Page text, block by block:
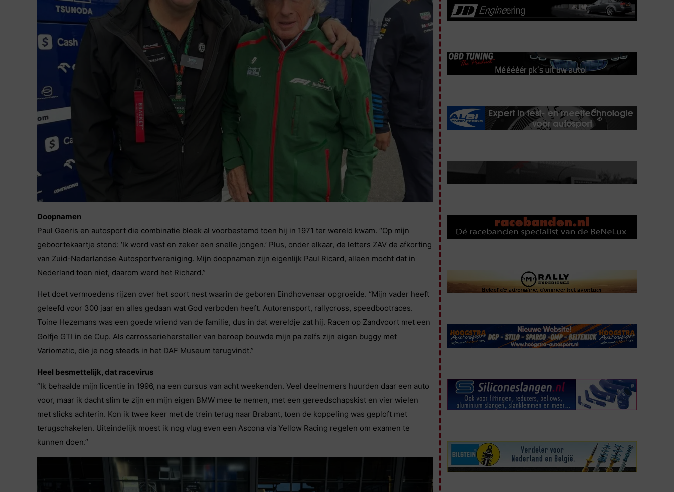
Doopnamen
Paul Geeris en autosport die combinatie bleek al voorbestemd toen hij in 1971 ter wereld kwam. “Op mijn
geboortekaartje stond: ‘Ik word vast en zeker een snelle jongen.’ Plus, onder elkaar, de letters ZAV de afkorting
van Zuid-Nederlandse Autosportvereniging. Mijn doopnamen zijn eigenlijk Paul Ricard, alleen mocht dat in
Nederland toen niet, daarom werd het Richard.”
Het doet vermoedens rijzen over het soort nest waarin de geboren Eindhovenaar opgroeide. “Mijn vader heeft
geleefd voor 300 jaar en alles gedaan wat God verboden heeft. Autorensport, rallycross, speedbootraces.
Toine Hezemans was een goede vriend van de familie, dus in dat wereldje zat hij. Racen op Zandvoort met een
Golfje GTI in de Cup. Als carrosseriehersteller van beroep bouwde mijn pa zelfs zijn eigen buggy met
Variomatic, die je nog steeds in het DAF Museum terugvindt.”
Heel besmettelijk, dat racevirus
“Ik behaalde mijn licentie in 1996, na een cursus van acht weekenden. Veel deelnemers huurden daar een auto
voor, maar ik dacht slim te zijn en mijn eigen BMW mee te nemen, met een gereedschapskist en vier wielen
met slicks achterin. Kon ik twee keer met de trein terug naar Brabant, toen de koppeling was geploft met
terugschakelen. Uiteindelijk moest ik nog vlug even een Ascona via Yellow Racing regelen om examen te
kunnen doen.”